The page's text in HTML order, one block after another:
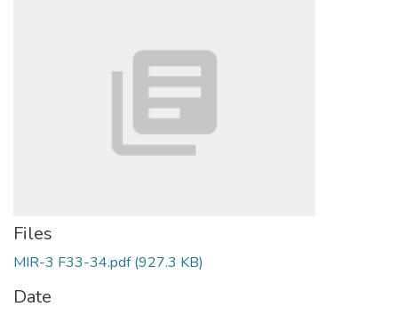
Files
MIR-3 F33-34.pdf(927.3 KB)
Date